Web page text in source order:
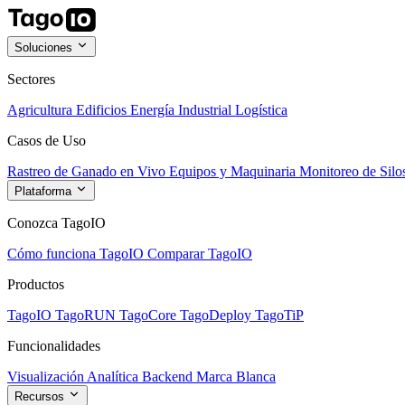
Soluciones
Sectores
Agricultura Edificios Energía Industrial Logística
Casos de Uso
Rastreo de Ganado en Vivo Equipos y Maquinaria Monitoreo de
Plataforma
Conozca TagoIO
Cómo funciona TagoIO Comparar TagoIO
Productos
TagoIO TagoRUN TagoCore TagoDeploy TagoTiP
Funcionalidades
Visualización Analítica Backend Marca Blanca
Recursos